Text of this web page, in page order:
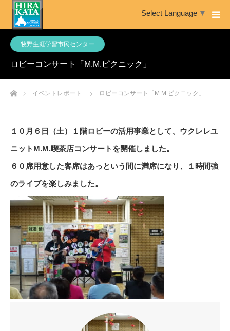
Select Language ▼
牧野生涯学習市民センター
ロビーコンサート「M.M.ピクニック」
ホームイベントレポート ロビーコンサート「M.M.ピクニック」
１０月６日（土）１階ロビーの活用事業として、ウクレレユ
ニットM.M.喫茶店コンサートを開催しました。
６０席用意した客席はあっという間に満席になり、１時間強
のライブを楽しみました。